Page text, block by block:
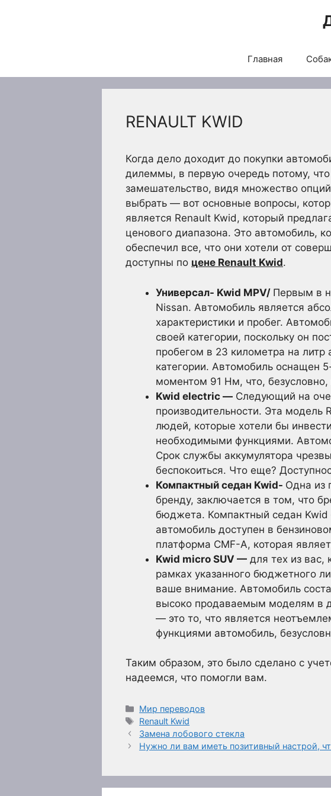
Главная
RENAULT KWID
Когда дело доходит до покупки
дилеммы, в первую очередь потому,
замешательство, видя множество
выбрать — вот основные вопросы,
является Renault Kwid, который
ценового диапазона. Это автомобиль,
обеспечил все, что они хотели от
доступны по цене Renault Kwid.
Универсал- Kwid MPV/ Первым в
Nissan. Автомобиль является
характеристики и пробег.
своей категории, поскольку он
пробегом в 23 километра на
категории. Автомобиль оснащен
моментом 91 Нм, что,
Kwid electric — Следующий на
производительности. Эта модель
людей, которые хотели бы
необходимыми функциями.
Срок службы аккумулятора
беспокоиться. Что еще?
Компактный седан Kwid- Одна из
бренду, заключается в том, что
бюджета. Компактный седан Kwid
автомобиль доступен в
платформа CMF-A, которая
Kwid micro SUV — для тех из вас,
рамках указанного бюджетного
ваше внимание. Автомобиль
высоко продаваемым моделям в
— это то, что является
функциями автомобиль,
Таким образом, это было сделано с
надеемся, что помогли вам.
Рубрики
Мир переводов
Метки
Renault Kwid
Замена лобового стекла
Нужно ли вам иметь позитивный настрой,